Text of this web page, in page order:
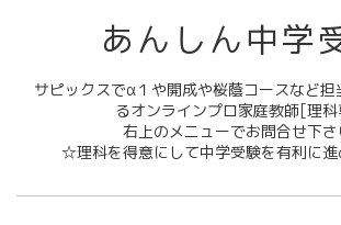
あんしん中学
サピックスでα１や開成や桜蔭コースなど担
るオンラインプロ家庭教師[理
右上のメニューでお問合せ下
☆理科を得意にして中学受験を有利に